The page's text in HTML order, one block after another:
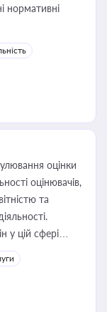
нормативні
оцінки
оцінювачів,
та
у цій сфері
або
оренди